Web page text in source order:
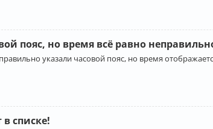
пояс, но время всё равно
указали часовой пояс, но время
списке!